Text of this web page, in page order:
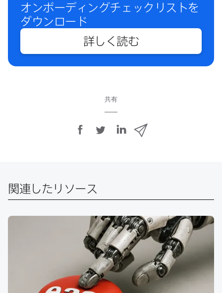
オンボーディングチェックリストを​
ダウンロード
詳しく​読む
共有
o
で
​
共
有
​
共
有
で
​
共
有
関連したリソース